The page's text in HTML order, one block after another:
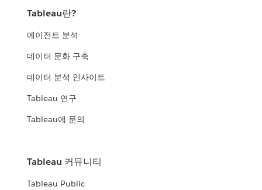
Tableau란?
에이전트 분석
데이터 문화 구축
데이터 분석 인사이트
Tableau 연구
Tableau에 문의
Tableau 커뮤니티
Tableau Public